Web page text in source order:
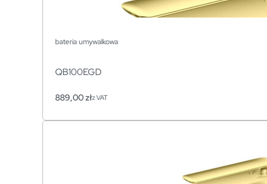
bateria umywalkowa
QB100EGD
889,00złz VAT